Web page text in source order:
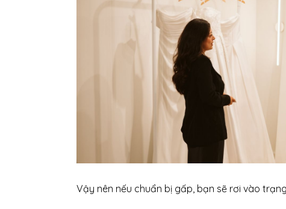
Vậy nên nếu chuẩn bị gấp, bạn sẽ rơi vào